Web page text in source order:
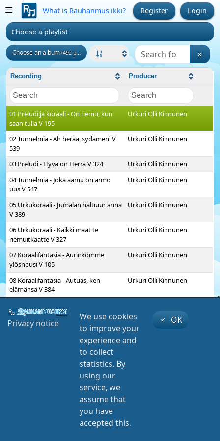
Login
Register
What is Rauhanmusiikki?
Choose a playlist
Choose an album(492 pcs)
Recording Producer
01 Preludi ja koraali - On riemu, kun
saan tulla V 195
Urkuri Olli Kinnunen
02 Tunnelmia - Ah herää, sydämeni V
539
Urkuri Olli Kinnunen
03 Preludi - Hyvä on Herra V 324
Urkuri Olli Kinnunen
04 Tunnelmia - Joka aamu on armo
uus V 547
Urkuri Olli Kinnunen
05 Urkukoraali - Jumalan haltuun anna
V 389
Urkuri Olli Kinnunen
06 Urkukoraali - Kaikki maat te
riemuitkaatte V 327
Urkuri Olli Kinnunen
07 Koraalifantasia - Aurinkomme
ylösnousi V 105
Urkuri Olli Kinnunen
08 Koraalifantasia - Autuas, ken
elämänsä V 384
Urkuri Olli Kinnunen
hyvä V 378
10 Tunnelmia - Maan korvessa kulkevi
Urkuri Olli Kinnunen
11 Urkukoraali - Nyt kiitän riemuiten V
12 Preludi - Herra Jeesus kun täällä
vain kanssamme on V 310
14 Tunnelmia - Ilta on tullut, Luojani V
01 Preludi ja koraali - On riemu, kun saan
Nyt kiitän riemuiten
Privacy notice
We use cookies
to improve your
experience and
to collect
statistics. By
using our
service, we
assume that
you have
accepted this.
OK